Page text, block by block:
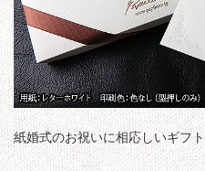
紙婚式のお祝いに相応しいギフ